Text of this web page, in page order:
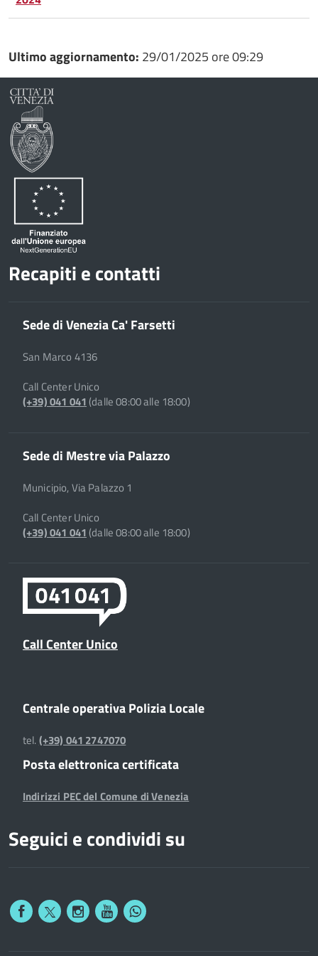
Twitter
su
Google
Condividi
su
Ultimo aggiornamento: 29/01/2025 ore 09:29
Recapiti e contatti
Sede di Venezia Ca' Farsetti
San Marco 4136
Call Center Unico
(+39) 041 041(dalle 08:00 alle 18:00)
Sede di Mestre via Palazzo
Municipio, Via Palazzo 1
Call Center Unico
(+39) 041 041(dalle 08:00 alle 18:00)
Call Center Unico
Centrale operativa Polizia Locale
tel.(+39) 041 2747070
Posta elettronica certificata
Indirizzi PEC del Comune di Venezia
Seguici e condividi su